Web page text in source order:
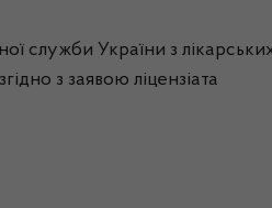
служби України з
з заявою ліцензіата